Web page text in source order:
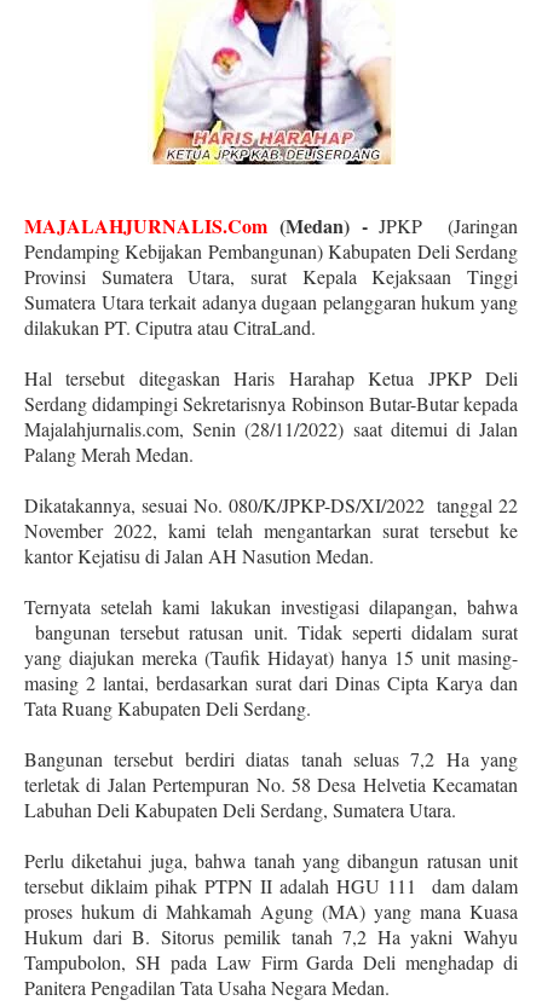
MAJALAHJURNALIS.Com (Medan) -JPKP
(Jaringan
Pendamping Kebijakan Pembangunan) Kabupaten Deli Serdang
Provinsi Sumatera Utara, surat Kepala Kejaksaan Tinggi
Sumatera Utara terkait adanya dugaan pelanggaran hukum yang
dilakukan PT. Ciputra atau CitraLand.
Hal tersebut ditegaskan Haris Harahap Ketua JPKP Deli
Serdang didampingi Sekretarisnya Robinson Butar-Butar kepada
Majalahjurnalis.com, Senin (28/11/2022) saat ditemui di Jalan
Palang Merah Medan.
Dikatakannya, sesuai No. 080/K/JPKP-DS/XI/2022 tanggal 22
November 2022, kami telah mengantarkan surat tersebut ke
kantor Kejatisu di Jalan AH Nasution Medan.
Ternyata setelah kami lakukan investigasi dilapangan, bahwa
bangunan tersebut ratusan unit. Tidak seperti didalam surat
yang diajukan mereka (Taufik Hidayat) hanya 15 unit masing-
masing 2 lantai, berdasarkan surat dari Dinas Cipta Karya dan
Tata Ruang Kabupaten Deli Serdang.
Bangunan tersebut berdiri diatas tanah seluas 7,2 Ha yang
terletak di Jalan Pertempuran No. 58 Desa Helvetia Kecamatan
Labuhan Deli Kabupaten Deli Serdang, Sumatera Utara.
Perlu diketahui juga, bahwa tanah yang dibangun ratusan unit
tersebut diklaim pihak PTPN II adalah HGU 111
dam dalam
proses hukum di Mahkamah Agung (MA) yang mana Kuasa
Hukum dari B. Sitorus pemilik tanah 7,2 Ha yakni Wahyu
Tampubolon, SH pada Law Firm Garda Deli menghadap di
Panitera Pengadilan Tata Usaha Negara Medan.